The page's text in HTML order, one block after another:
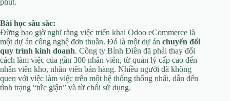
Bài học sâu sắc:
Đừng bao giờ nghĩ rằng việc triển khai Odoo eCommerce là
một dự án công nghệ đơn thuần. Đó là một dự án chuyển đổi
quy trình kinh doanh. Công ty Bỉnh Điền đã phải thay đổi
cách làm việc của gần 300 nhân viên, từ quản lý cấp cao đến
nhân viên kho, nhân viên bán hàng. Nhiều người đã không
quen với việc làm việc trên một hệ thống thống nhất, dẫn đến
tình trạng “tức giận” và từ chối sử dụng.